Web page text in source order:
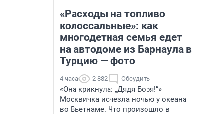
«Расходы на топливо
колоссальные»: как
многодетная семья едет
на автодоме из Барнаула в
Турцию — фото
4 часа 2 882 Обсудить
«Она крикнула: „Дядя Боря!“»
Москвичка исчезла ночью у океана
во Вьетнаме. Что произошло в